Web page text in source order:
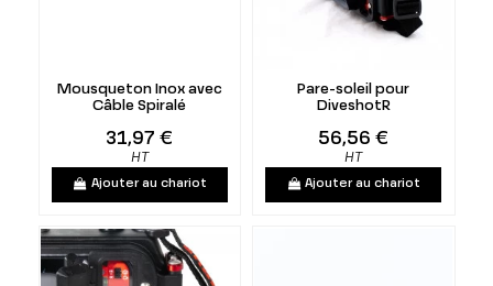
Mousqueton Inox avec
Câble Spiralé
31,97 €
HT
Ajouter au chariot
Pare-soleil pour
DiveshotR
56,56 €
HT
Ajouter au chariot